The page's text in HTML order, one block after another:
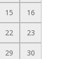
15 16
22 23
29 30